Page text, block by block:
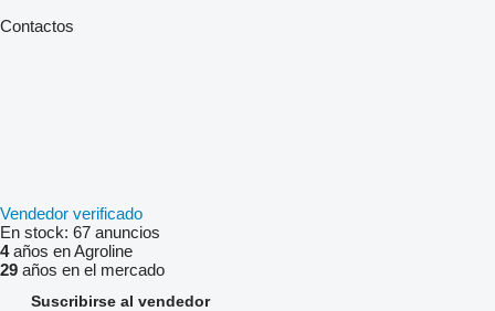
Contactos
Vendedor verificado
En stock: 67 anuncios
4años en Agroline
29 años en el mercado
Suscribirse al vendedor